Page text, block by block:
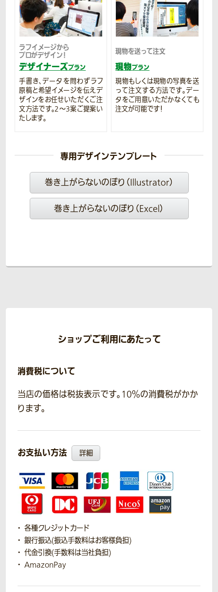
ラフイメージから
プロがデザイン！
デザイナーズプラン
手書き、データを問わずラフ
原稿と希望イメージを伝えデ
ザインをお任せいただくご注
文方法です。2～3案ご提案い
たします。
現物を送って注文
現物プラン
現物もしくは現物の写真を送
って注文する方法です。デー
タをご用意いただかなくても
注文が可能です！
専用デザインテンプレート
巻き上がらないのぼり（Illustrator）
巻き上がらないのぼり（Excel）
ショップご利用にあたって
消費税について
当店の価格は税抜表示です。10％の消費税がかか
ります。
お支払い方法 詳細
各種クレジットカード
銀行振込(振込手数料はお客様負担)
代金引換(手数料は当社負担)
AmazonPay